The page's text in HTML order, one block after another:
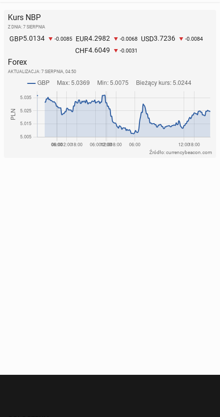
Kurs NBP
Z DNIA: 7 SIERPNIA
GBP5.0134 -0.0085 EUR4.2982 -0.0068 USD3.7236 -0.0084
CHF4.6049 -0.0031
Forex
AKTUALIZACJA: 7 SIERPNIA, 04:50
Źródło: currencybeacon.com